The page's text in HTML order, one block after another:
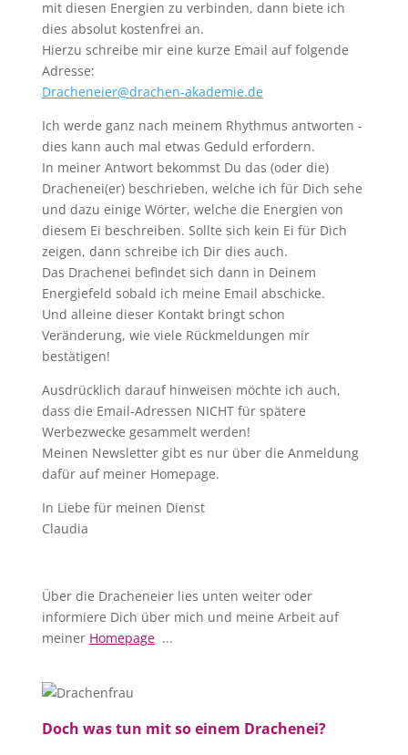
mit diesen Energien zu verbinden, dann biete ich
dies absolut kostenfrei an.
Hierzu schreibe mir eine kurze Email auf folgende
Adresse:
Dracheneier@drachen-akademie.de
Ich werde ganz nach meinem Rhythmus antworten -
dies kann auch mal etwas Geduld erfordern.
In meiner Antwort bekommst Du das (oder die)
Drachenei(er) beschrieben, welche ich für Dich sehe
und dazu einige Wörter, welche die Energien von
diesem Ei beschreiben. Sollte sich kein Ei für Dich
zeigen, dann schreibe ich Dir dies auch.
Das Drachenei befindet sich dann in Deinem
Energiefeld sobald ich meine Email abschicke.
Und alleine dieser Kontakt bringt schon
Veränderung, wie viele Rückmeldungen mir
bestätigen!
Ausdrücklich darauf hinweisen möchte ich auch,
dass die Email-Adressen NICHT für spätere
Werbezwecke gesammelt werden!
Meinen Newsletter gibt es nur über die Anmeldung
dafür auf meiner Homepage.
In Liebe für meinen Dienst
Claudia
Über die Dracheneier lies unten weiter oder
informiere Dich über mich und meine Arbeit auf
meiner Homepage...
Doch was tun mit so einem Drachenei?